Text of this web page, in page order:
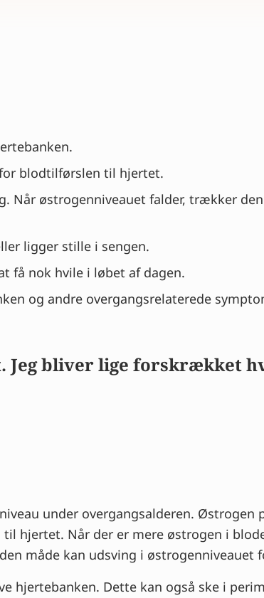
blodtilførslen til hjertet.
Når østrogenniveauet falder, trækker
ligger stille i sengen.
få nok hvile i løbet af dagen.
og andre overgangsrelaterede
bliver lige forskrækket
under overgangsalderen. Østrogen
hjertet. Når der er mere østrogen i
måde kan udsving i østrogenniveauet
hjertebanken. Dette kan også ske i